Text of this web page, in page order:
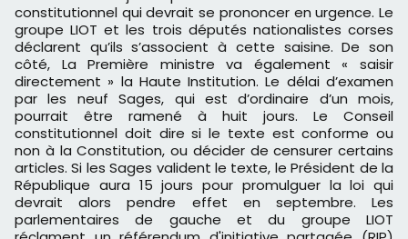
constitutionnel qui devrait se prononcer en urgence. Le
groupe LIOT et les trois députés nationalistes corses
déclarent qu’ils s’associent à cette saisine. De son
côté, La Première ministre va également « saisir
directement » la Haute Institution. Le délai d’examen
par les neuf Sages, qui est d’ordinaire d’un mois,
pourrait être ramené à huit jours. Le Conseil
constitutionnel doit dire si le texte est conforme ou
non à la Constitution, ou décider de censurer certains
articles. Si les Sages valident le texte, le Président de la
République aura 15 jours pour promulguer la loi qui
devrait alors pendre effet en septembre. Les
parlementaires de gauche et du groupe LIOT